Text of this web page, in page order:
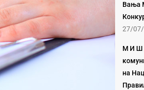
Вања
27/
М И Ш
на